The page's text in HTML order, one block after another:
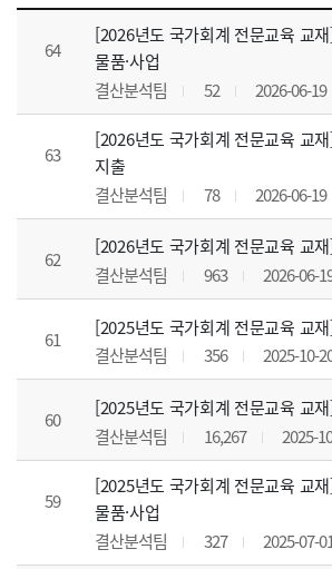
강의자료 목록 으로 번호, 제목, 작성자, 조회수, 등록 일, 첨부파일로 나열 되고 있습니다.
64
[2026년도 국가회계 전문교육 교
물품·사업
결산분석팀
52 2026-06-19
63
[2026년도 국가회계 전문교육 교
지출
결산분석팀
78 2026-06-19
62
[2026년도 국가회계 전문교육 교
결산분석팀
963 2026-06-
61
[2025년도 국가회계 전문교육 교
결산분석팀
356 2025-10-
60
[2025년도 국가회계 전문교육 교
결산분석팀
16,267 2025-
59
[2025년도 국가회계 전문교육 교
물품·사업
결산분석팀
327 2025-07-01